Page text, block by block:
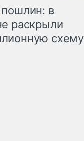
в
раскрыли
схему